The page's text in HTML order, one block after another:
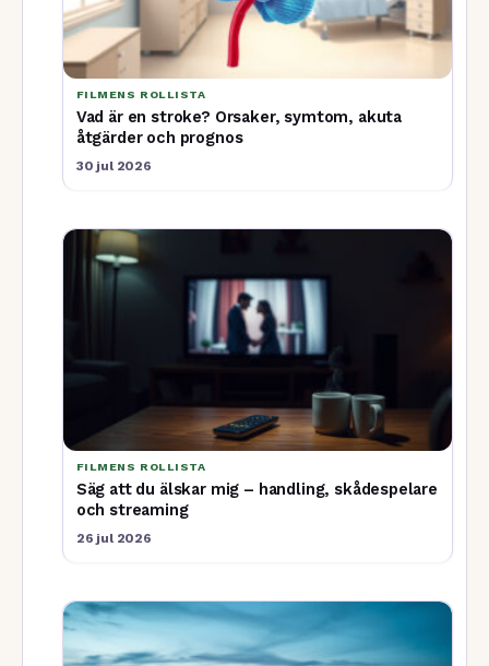
FILMENS ROLLISTA
Vad är en stroke? Orsaker, symtom, akuta
åtgärder och prognos
30 jul 2026
FILMENS ROLLISTA
Säg att du älskar mig – handling, skådespelare
och streaming
26 jul 2026